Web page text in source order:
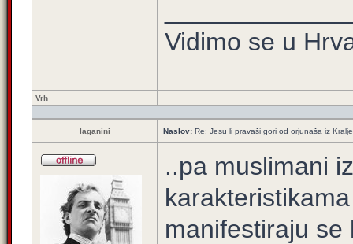
Vidimo se u
Vrh
laganini Naslov: Re: Jesu li pravaši gori od orjunaša iz
..pa muslimani
manifestiraju se